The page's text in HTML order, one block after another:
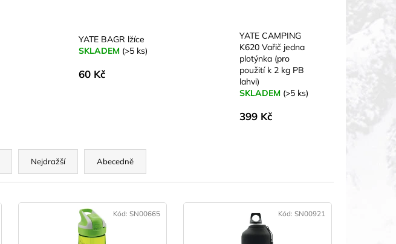
YATE BAGR lžíce
SKLADEM (>5 ks)
60 Kč
YATE CAMPING
K620 Vařič jedna
plotýnka (pro
použití k 2 kg PB
lahvi)
SKLADEM (>5 ks)
399 Kč
Nejdražší Abecedně
Kód: SN00665 Kód: SN00921